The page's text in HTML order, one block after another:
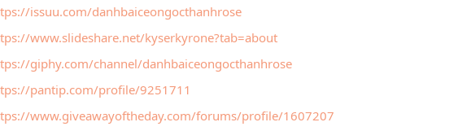
issuu.com/danhbaiceongocthanhrose
www.slideshare.net/kyserkyrone?tab=about
giphy.com/channel/danhbaiceongocthanhrose
pantip.com/profile/9251711
www.giveawayoftheday.com/forums/profile/1607207